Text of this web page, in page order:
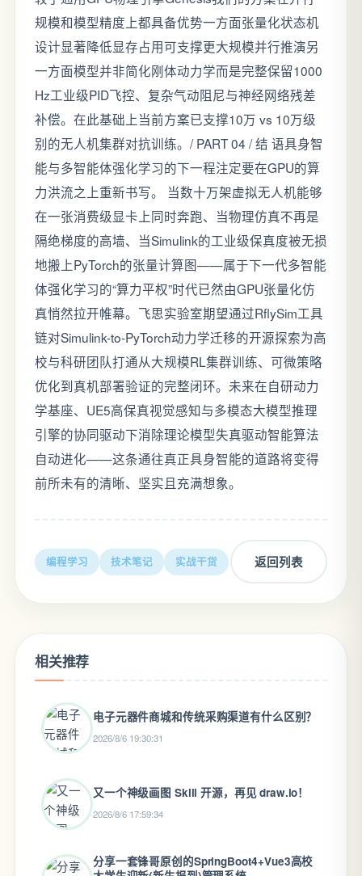
规模和模型精度上都具备优势一方面张量化状态机
设计显著降低显存占用可支撑更大规模并行推演另
一方面模型并非简化刚体动力学而是完整保留1000
Hz工业级PID飞控、复杂气动阻尼与神经网络残差
补偿。在此基础上当前方案已支撑10万 vs 10万级
别的无人机集群对抗训练。/ PART 04 / 结 语具身智
能与多智能体强化学习的下一程注定要在GPU的算
力洪流之上重新书写。 当数十万架虚拟无人机能够
在一张消费级显卡上同时奔跑、当物理仿真不再是
隔绝梯度的高墙、当Simulink的工业级保真度被无损
地搬上PyTorch的张量计算图——属于下一代多智能
体强化学习的“算力平权”时代已然由GPU张量化仿
真悄然拉开帷幕。飞思实验室期望通过RflySim工具
链对Simulink-to-PyTorch动力学迁移的开源探索为高
校与科研团队打通从大规模RL集群训练、可微策略
优化到真机部署验证的完整闭环。未来在自研动力
学基座、UE5高保真视觉感知与多模态大模型推理
引擎的协同驱动下消除理论模型失真驱动智能算法
自动进化——这条通往真正具身智能的道路将变得
前所未有的清晰、坚实且充满想象。
编程学习 技术笔记 实战干货 返回列表
相关推荐
电子元器件商城和传统采购渠道有什么区别？
2026/8/6 19:30:31
又一个神级画图 Skill 开源，再见 draw.io！
2026/8/6 17:59:34
分享一套锋哥原创的SpringBoot4+Vue3高校